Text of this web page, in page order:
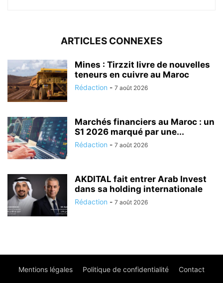
ARTICLES CONNEXES
Mines : Tirzzit livre de nouvelles
teneurs en cuivre au Maroc
Rédaction - 7 août 2026
Marchés financiers au Maroc : un
S1 2026 marqué par une...
Rédaction - 7 août 2026
AKDITAL fait entrer Arab Invest
dans sa holding internationale
Rédaction - 7 août 2026
Mentions légales Politique de confidentialité Contact